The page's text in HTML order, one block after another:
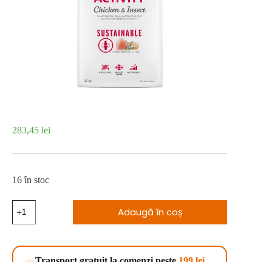
283,45 lei
16 în stoc
Brit
Care
Sustainable
Activity
Adaugă în coș